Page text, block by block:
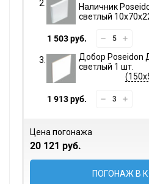
Наличник
светлый
1 503 руб.
Добор Poseidon
светлый 1 шт.
1 913 руб.
Цена погонажа
20 121 руб.
ПОГОНАЖ В